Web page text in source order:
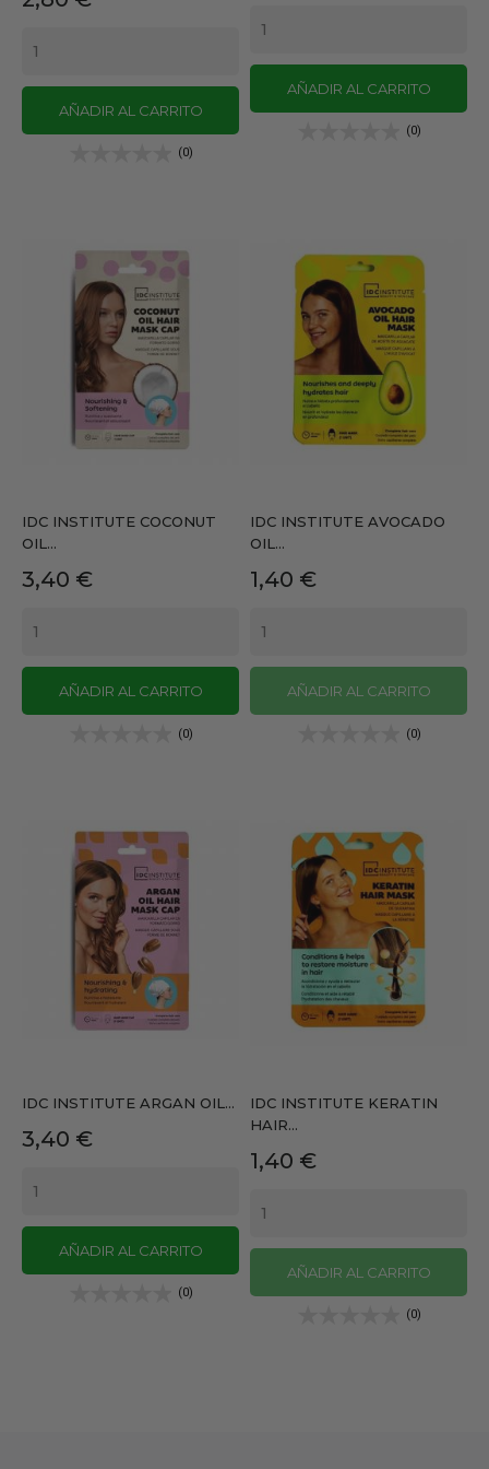
AÑADIR AL CARRITO
(0)
AÑADIR AL CARRITO
(0)
IDC INSTITUTE COCONUT
OIL...
Precio
3,40 €
AÑADIR AL CARRITO
(0)
IDC INSTITUTE AVOCADO
OIL...
Precio
1,40 €
AÑADIR AL CARRITO
(0)
IDC INSTITUTE ARGAN OIL...
Precio
3,40 €
AÑADIR AL CARRITO
(0)
IDC INSTITUTE KERATIN
HAIR...
Precio
1,40 €
AÑADIR AL CARRITO
(0)